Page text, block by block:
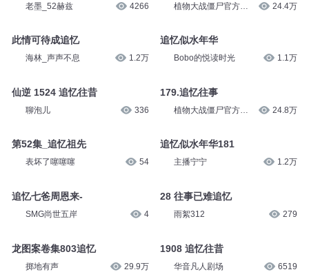
老墨_52赫兹 4266
此情可待成追忆
海林_声声不息 1.2万
仙逆 1524 追忆往昔
聊泡儿 336
第52集_追忆祖先
表坏了噻噻噻 54
追忆七爸周恩来-
SMG尚世五岸 4
龙图案卷集803追忆
掷地有声 29.9万
植物大战僵尸官方频
24.4万
追忆似水年华
Bobo的悦读时光 1.1万
179.追忆往事
植物大战僵尸官方频
24.8万
追忆似水年华181
主播宁宁 1.2万
28 往事已难追忆
雨絮312 279
1908 追忆往昔
华音凡人剧场 6519